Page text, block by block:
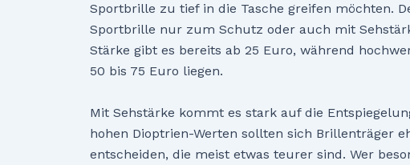
Sportbrille zu tief in die Tasche greifen möchten.
Sportbrille nur zum Schutz oder auch mit
Stärke gibt es bereits ab 25 Euro, während
50 bis 75 Euro liegen.
Mit Sehstärke kommt es stark auf die
hohen Dioptrien-Werten sollten sich Brillenträger
entscheiden, die meist etwas teurer sind. Wer